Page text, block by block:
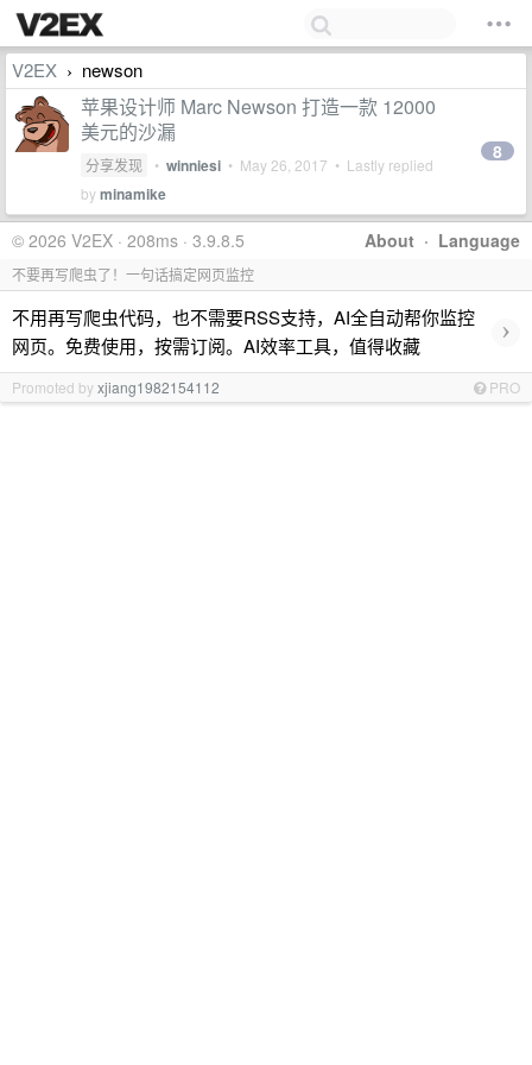
V2EX › newson
苹果设计师 Marc Newson 打造一款 12000
美元的沙漏
分享发现 • winniesi • May 26, 2017 • Lastly replied
byminamike
8
About · Language
© 2026 V2EX · 208ms · 3.9.8.5
不要再写爬虫了！一句话搞定网页监控
不用再写爬虫代码，也不需要RSS支持，AI全自动帮你监控
网页。免费使用，按需订阅。AI效率工具，值得收藏
›
Promoted byxjiang1982154112 PRO